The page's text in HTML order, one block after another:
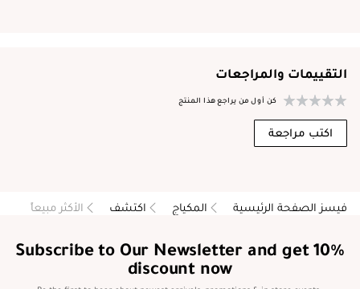
التقييمات والمراجعات
كن أول من يراجع هذا المنتج
اكتب مراجعة
فيسز الصفحة الرئيسية المكياج اكتشف الأكثر مبيعاً
Subscribe to Our Newsletter and get 10%
discount now